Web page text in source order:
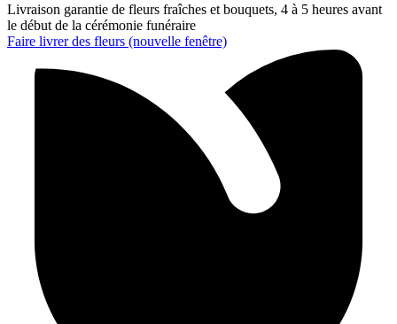
Livraison garantie de fleurs fraîches et bouquets, 4 à 5 heures avant
le début de la cérémonie funéraire
Faire livrer des fleurs (nouvelle fenêtre)